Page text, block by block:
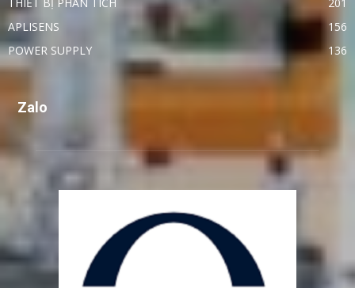
APLISENS
156
POWER SUPPLY
136
Zalo